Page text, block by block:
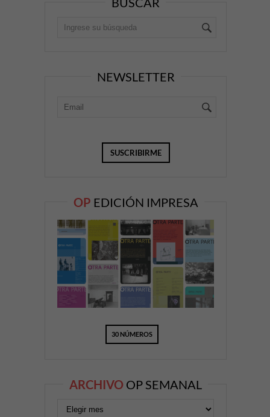
NEWSLETTER
OP EDICIÓN IMPRESA
30 NÚMEROS
ARCHIVO OP SEMANAL